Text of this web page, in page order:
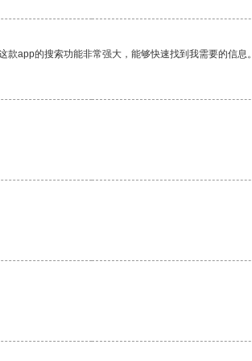
app的搜索功能非常强大，能够快速找到我需要的信息。